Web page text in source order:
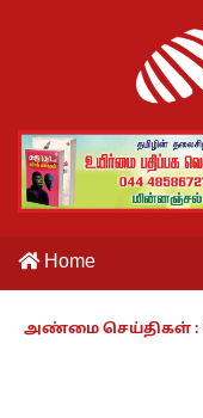
Home
அண்மை செய்திகள் :
- அ.ராமசாமி